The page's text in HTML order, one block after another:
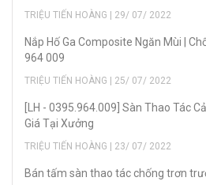
TRIỆU TIẾN HOÀNG | 29/ 07/ 2022
Nắp Hố Ga Composite Ngăn Mùi |
964 009
TRIỆU TIẾN HOÀNG | 25/ 07/ 2022
[LH - 0395.964.009] Sàn Thao Tác
Giá Tại Xưởng
TRIỆU TIẾN HOÀNG | 23/ 07/ 2022
Bán tấm sàn thao tác chống trơn